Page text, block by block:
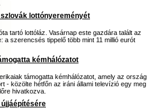
lottónyereményét
tartó lottóláz. Vasárnap este gazdára talált az
a szerencsés tippelő több mint 11 millió eurót
kémhálózatot
támogatta kémhálózatot, amely az ország
- közölte hétfőn az iráni állami televízió egy meg
hivatkozva.
újjáépítésére